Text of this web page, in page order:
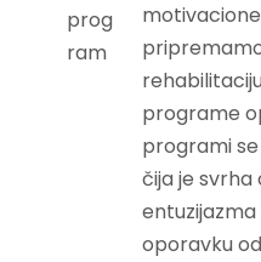
programe
programi
čija je svrha
oporavku